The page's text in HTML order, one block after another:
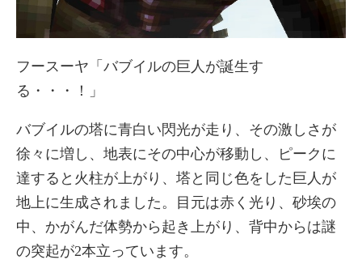
フースーヤ「バブイルの巨人が誕生す
る・・・！」
バブイルの塔に青白い閃光が走り、その激しさが
徐々に増し、地表にその中心が移動し、ピークに
達すると火柱が上がり、塔と同じ色をした巨人が
地上に生成されました。目元は赤く光り、砂埃の
中、かがんだ体勢から起き上がり、背中からは謎
の突起が2本立っています。